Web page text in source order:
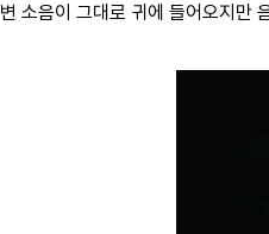
변 소음이 그대로 귀에 들어오지만